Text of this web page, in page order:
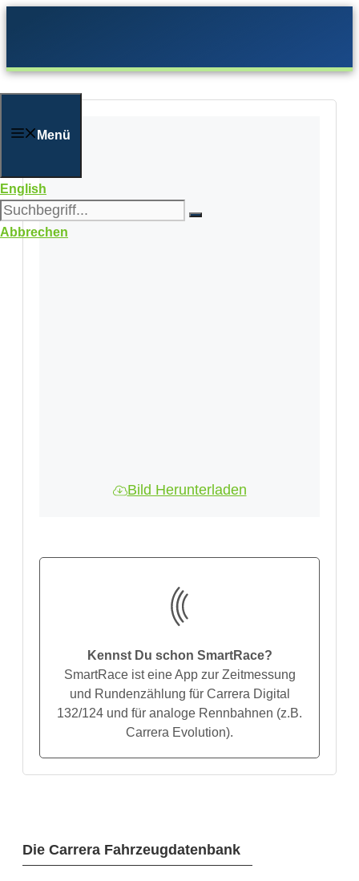
Menü
English
Abbrechen
Die Carrera Fahrzeugdatenbank
Bild Herunterladen
Kennst Du schon SmartRace?
SmartRace ist eine App zur Zeitmessung
und Rundenzählung für Carrera Digital
132/124 und für analoge Rennbahnen (z.B.
Carrera Evolution).